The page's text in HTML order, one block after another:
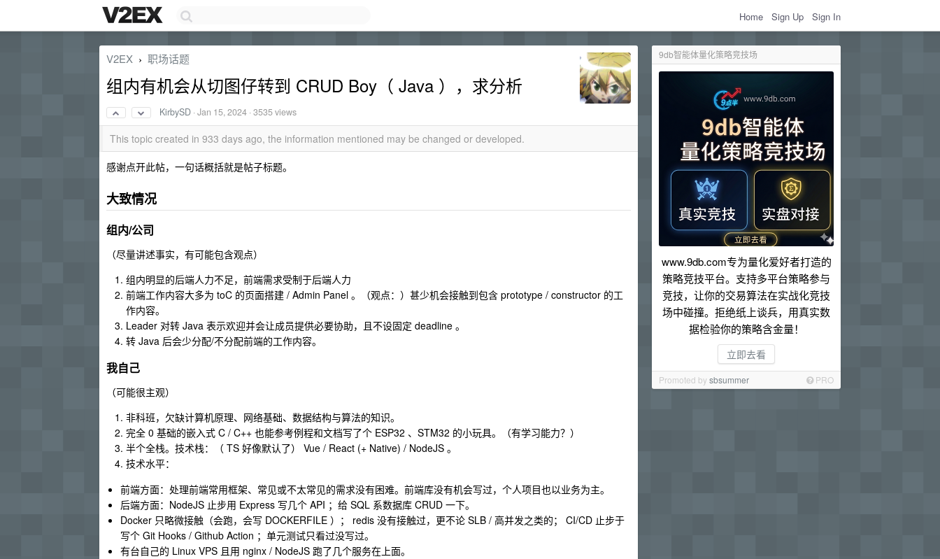
Home Sign Up Sign In
9db智能体量化策略竞技场
www.9db.com专为量化爱好者打造的
策略竞技平台。支持多平台策略参与
竞技，让你的交易算法在实战化竞技
场中碰撞。拒绝纸上谈兵，用真实数
据检验你的策略含金量！
立即去看
Promoted bysbsummer PRO
V2EX › 职场话题
组内有机会从切图仔转到 CRUD Boy（ Java ），求分析
KirbySD ·Jan 15, 2024 · 3535 views
This topic created in 933 days ago, the information mentioned may be changed or developed.
感谢点开此帖，一句话概括就是帖子标题。
大致情况
组内/公司
（尽量讲述事实，有可能包含观点）
组内明显的后端人力不足，前端需求受制于后端人力
前端工作内容大多为 toC 的页面搭建 / Admin Panel 。（观点：）甚少机会接触到包含 prototype / constructor 的工
作内容。
Leader 对转 Java 表示欢迎并会让成员提供必要协助，且不设固定 deadline 。
转 Java 后会少分配/不分配前端的工作内容。
我自己
（可能很主观）
非科班，欠缺计算机原理、网络基础、数据结构与算法的知识。
完全 0 基础的嵌入式 C / C++ 也能参考例程和文档写了个 ESP32 、STM32 的小玩具。（有学习能力？）
半个全栈。技术栈：（ TS 好像默认了） Vue / React (+ Native) / NodeJS 。
技术水平：
前端方面：处理前端常用框架、常见或不太常见的需求没有困难。前端库没有机会写过，个人项目也以业务为主。
后端方面：NodeJS 止步用 Express 写几个 API ；给 SQL 系数据库 CRUD 一下。
Docker 只略微接触（会跑，会写 DOCKERFILE ）； redis 没有接触过，更不论 SLB / 高并发之类的； CI/CD 止步于
写个 Git Hooks / Github Action ；单元测试只看过没写过。
有台自己的 Linux VPS 且用 nginx / NodeJS 跑了几个服务在上面。